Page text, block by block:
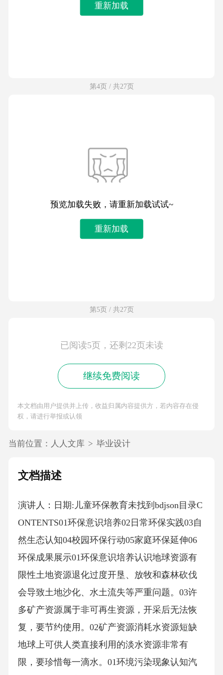
重新加载
第4页 / 共27页
预览加载失败，请重新加载试试~
重新加载
第5页 / 共27页
已阅读5页，还剩22页未读
继续免费阅读
本文档由用户提供并上传，收益归属内容提供方，若内容存在侵
权，请进行举报或认领
当前位置： 人人文库 > 毕业设计
文档描述
演讲人：日期:儿童环保教育未找到bdjson目录C
ONTENTS01环保意识培养02日常环保实践03自
然生态认知04校园环保行动05家庭环保延伸06
环保成果展示01环保意识培养认识地球资源有
限性土地资源退化过度开垦、放牧和森林砍伐
会导致土地沙化、水土流失等严重问题。03许
多矿产资源属于非可再生资源，开采后无法恢
复，要节约使用。02矿产资源消耗水资源短缺
地球上可供人类直接利用的淡水资源非常有
限，要珍惜每一滴水。01环境污染现象认知汽